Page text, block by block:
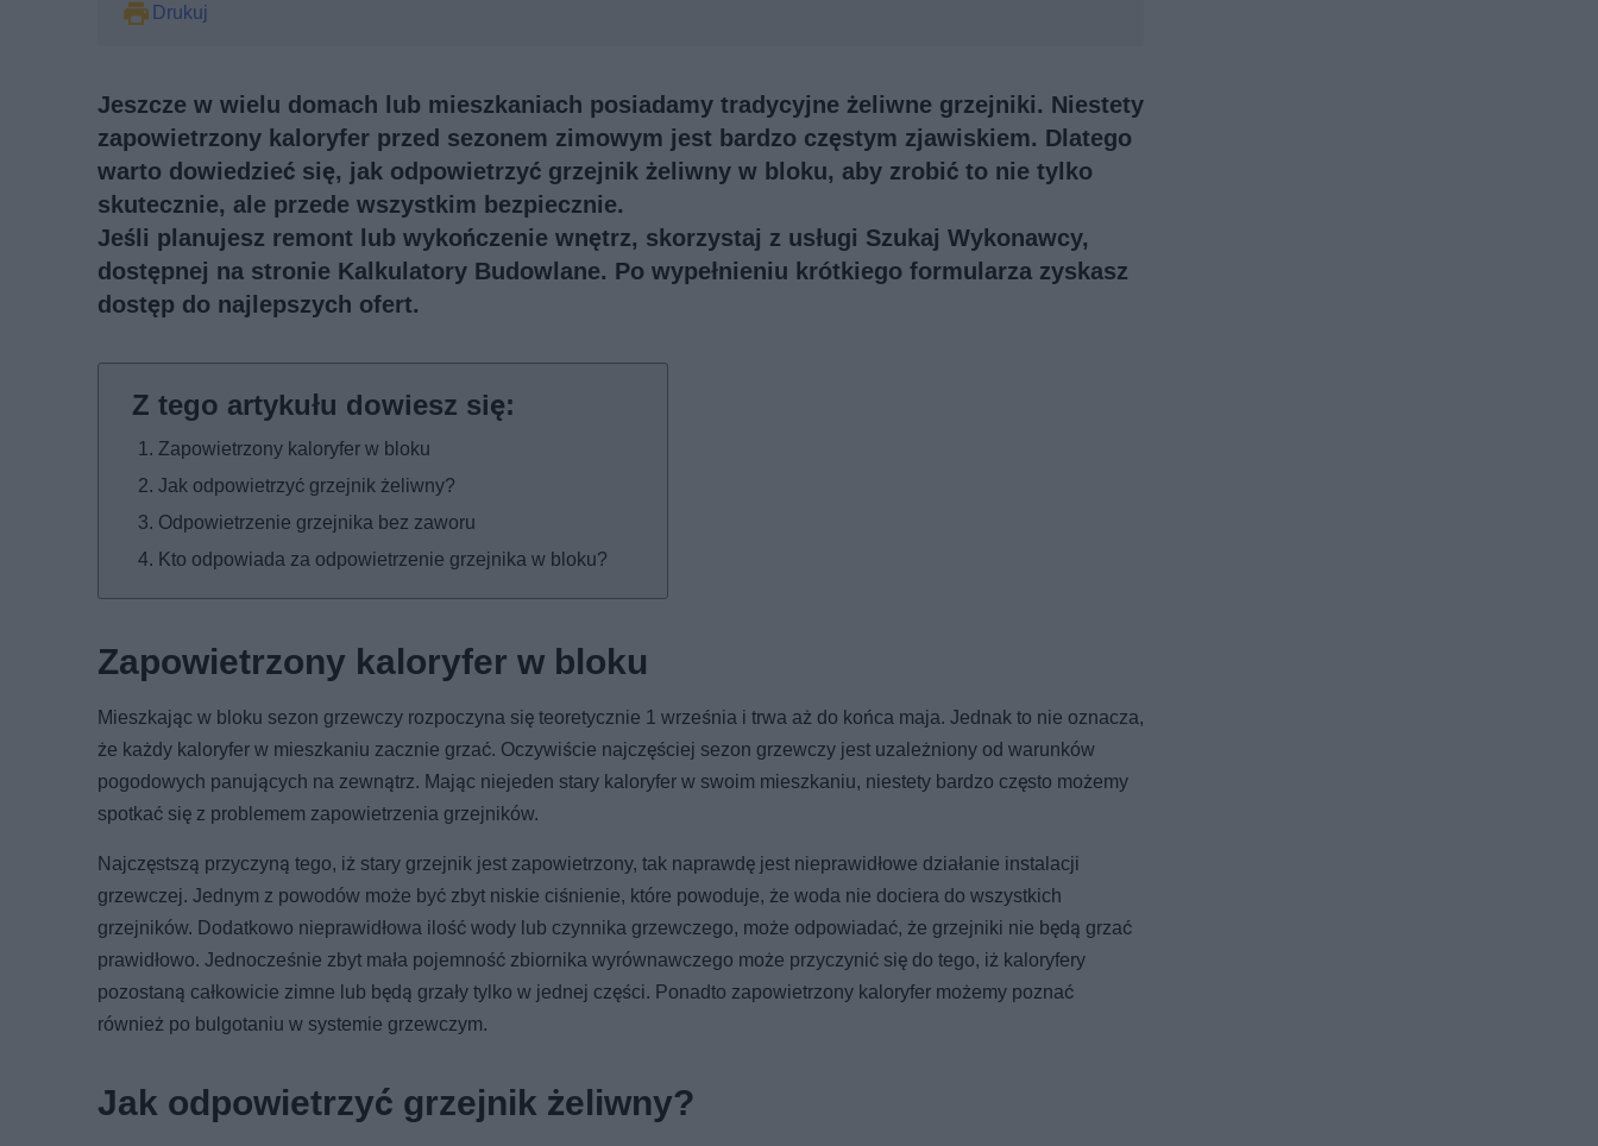
Drukuj
Jeszcze w wielu domach lub mieszkaniach posiadamy tradycyjne żeliwne grzejniki. Niestety
zapowietrzony kaloryfer przed sezonem zimowym jest bardzo częstym zjawiskiem. Dlatego
warto dowiedzieć się, jak odpowietrzyć grzejnik żeliwny w bloku, aby zrobić to nie tylko
skutecznie, ale przede wszystkim bezpiecznie.
Jeśli planujesz remont lub wykończenie wnętrz, skorzystaj z usługi Szukaj Wykonawcy,
dostępnej na stronie Kalkulatory Budowlane. Po wypełnieniu krótkiego formularza zyskasz
dostęp do najlepszych ofert.
Zapowietrzony kaloryfer w bloku
Jak odpowietrzyć grzejnik żeliwny?
Odpowietrzenie grzejnika bez zaworu
Kto odpowiada za odpowietrzenie grzejnika w bloku?
Zapowietrzony kaloryfer w bloku
Mieszkając w bloku sezon grzewczy rozpoczyna się teoretycznie 1 września i trwa aż do końca maja. Jednak to nie oznacza,
że każdy kaloryfer w mieszkaniu zacznie grzać. Oczywiście najczęściej sezon grzewczy jest uzależniony od warunków
pogodowych panujących na zewnątrz. Mając niejeden stary kaloryfer w swoim mieszkaniu, niestety bardzo często możemy
spotkać się z problemem zapowietrzenia grzejników.
Najczęstszą przyczyną tego, iż stary grzejnik jest zapowietrzony, tak naprawdę jest nieprawidłowe działanie instalacji
grzewczej. Jednym z powodów może być zbyt niskie ciśnienie, które powoduje, że woda nie dociera do wszystkich
grzejników. Dodatkowo nieprawidłowa ilość wody lub czynnika grzewczego, może odpowiadać, że grzejniki nie będą grzać
prawidłowo. Jednocześnie zbyt mała pojemność zbiornika wyrównawczego może przyczynić się do tego, iż kaloryfery
pozostaną całkowicie zimne lub będą grzały tylko w jednej części. Ponadto zapowietrzony kaloryfer możemy poznać
również po bulgotaniu w systemie grzewczym.
Jak odpowietrzyć grzejnik żeliwny?